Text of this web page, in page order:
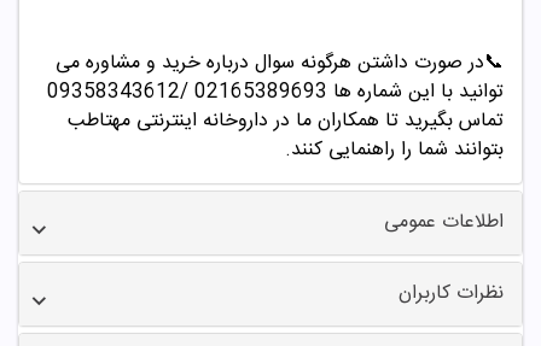
📞در صورت داشتن هرگونه سوال درباره خرید و مشاوره می
توانید با این شماره ها 02165389693
/09358343612
تماس بگیرید تا همکاران ما در داروخانه اینترنتی مهتاطب
بتوانند شما را راهنمایی کنند.
اطلاعات عمومی
نظرات کاربران